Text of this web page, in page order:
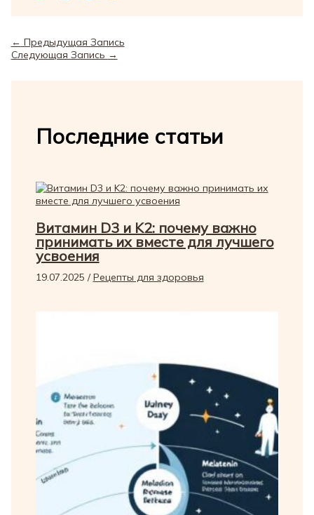
← Предыдущая Запись
Следующая Запись →
Последние статьи
Витамин D3 и K2: почему важно
принимать их вместе для лучшего
усвоения
19.07.2025 /Рецепты для здоровья